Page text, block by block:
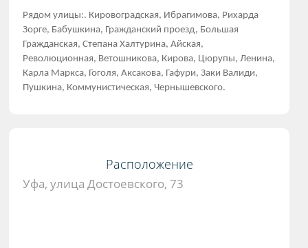
Рядом улицы:. Кировоградская, Ибрагимова, Рихарда
Зорге, Бабушкина, Гражданский проезд, Большая
Гражданская, Степана Халтурина, Айская,
Революционная, Ветошникова, Кирова, Цюрупы, Ленина,
Карла Маркса, Гоголя, Аксакова, Гафури, Заки Валиди,
Пушкина, Коммунистическая, Чернышевского.
Расположение
Уфа, улица Достоевского, 73